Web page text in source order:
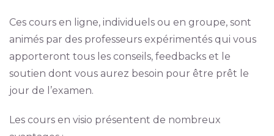
Ces cours en ligne, individuels ou en groupe, sont
animés par des professeurs expérimentés qui vous
apporteront tous les conseils, feedbacks et le
soutien dont vous aurez besoin pour être prêt le
jour de l’examen.
Les cours en visio présentent de nombreux